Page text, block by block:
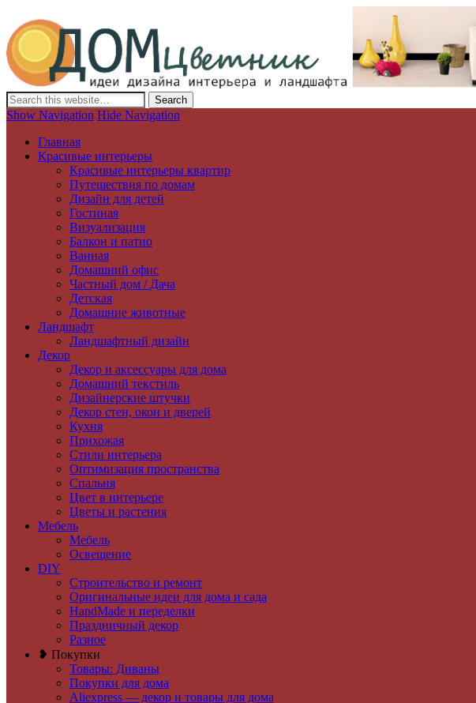
Дизайн интерьера и ландшафта, декор и обустройство дома. Идеи со всего мира.
Show Navigation Hide Navigation
Главная
Красивые интерьеры
Красивые интерьеры квартир
Путешествия по домам
Дизайн для детей
Гостиная
Визуализация
Балкон и патио
Ванная
Домашний офис
Частный дом / Дача
Детская
Домашние животные
Ландшафт
Ландшафтный дизайн
Декор
Декор и аксессуары для дома
Домашний текстиль
Дизайнерские штучки
Декор стен, окон и дверей
Кухня
Прихожая
Стили интерьера
Оптимизация пространства
Спальня
Цвет в интерьере
Цветы и растения
Мебель
Мебель
Освещение
DIY
Строительство и ремонт
Оригинальные идеи для дома и сада
HandMade и переделки
Праздничный декор
Разное
❥ Покупки
Товары: Диваны
Покупки для дома
Aliexpress — декор и товары для дома